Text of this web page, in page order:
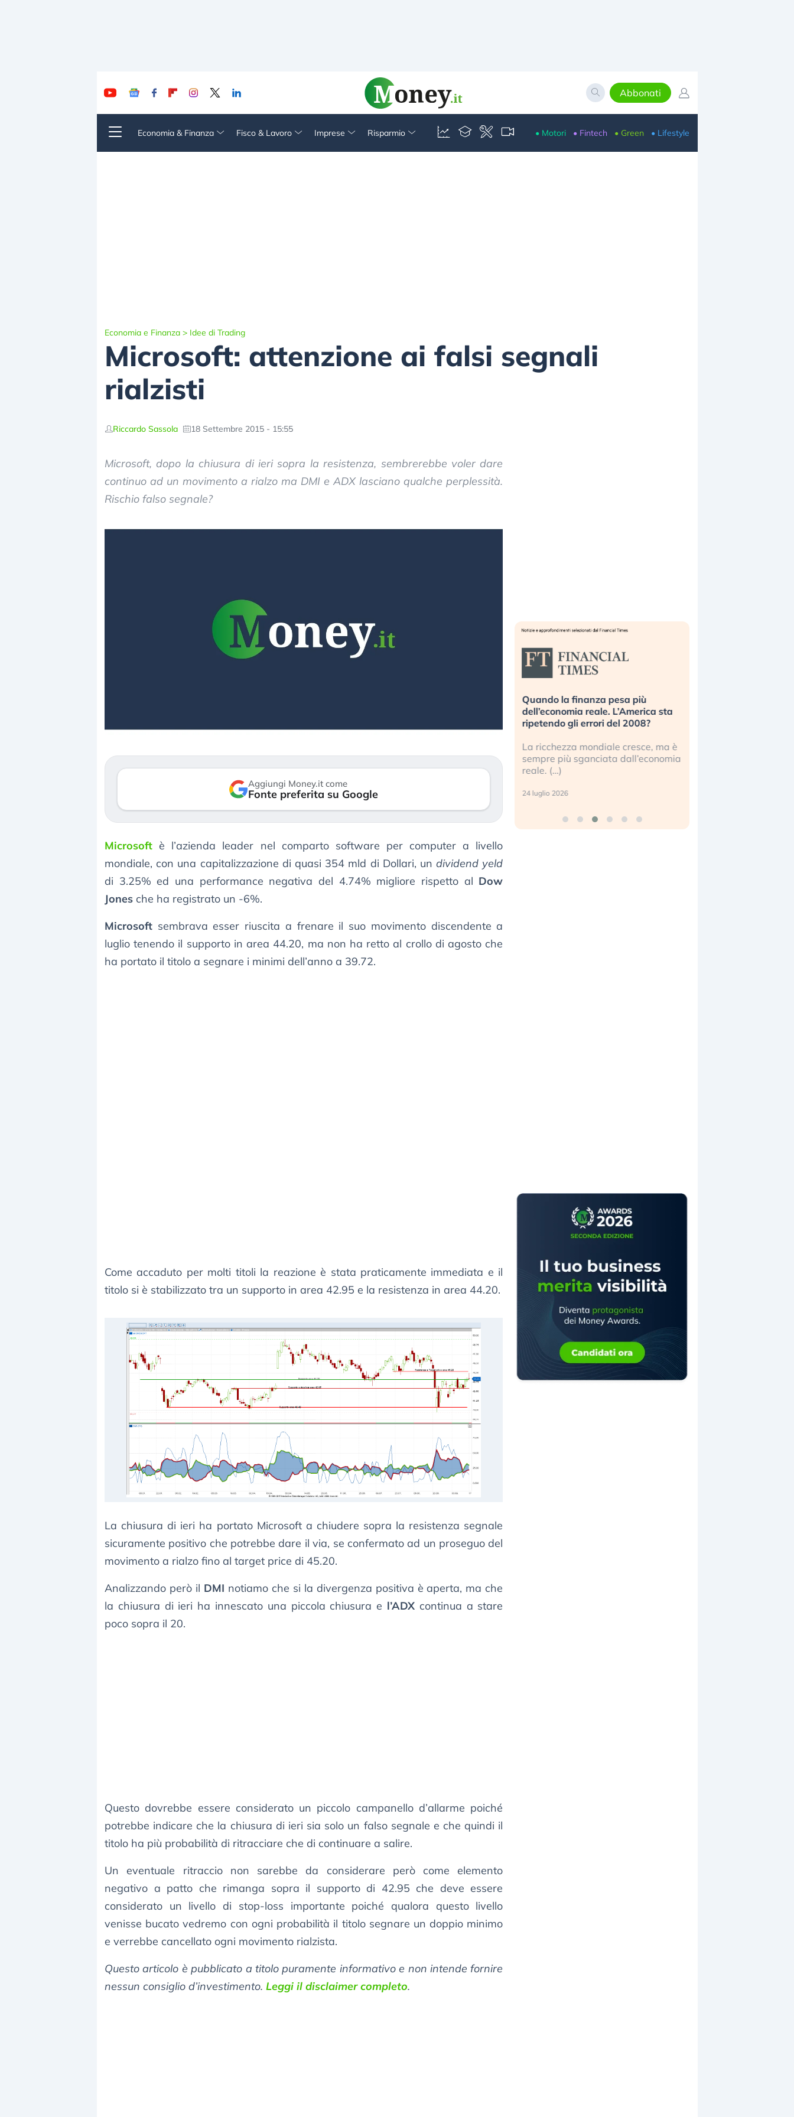
Abbonati
Economia & Finanza Fisco & Lavoro Imprese Risparmio • Motori • Fintech • Green • Lifestyle
Economia e Finanza > Idee di Trading
Microsoft: attenzione ai falsi segnali
rialzisti
Riccardo Sassola 18 Settembre 2015 - 15:55
Microsoft, dopo la chiusura di ieri sopra la resistenza, sembrerebbe voler dare
continuo ad un movimento a rialzo ma DMI e ADX lasciano qualche perplessità.
Rischio falso segnale?
Aggiungi Money.it come
Fonte preferita su Google
Microsoft è l’azienda leader nel comparto software per computer a livello
mondiale, con una capitalizzazione di quasi 354 mld di Dollari, undividend yeld
di 3.25% ed una performance negativa del 4.74% migliore rispetto al Dow
Jones che ha registrato un -6%.
Microsoft sembrava esser riuscita a frenare il suo movimento discendente a
luglio tenendo il supporto in area 44.20, ma non ha retto al crollo di agosto che
ha portato il titolo a segnare i minimi dell’anno a 39.72.
Come accaduto per molti titoli la reazione è stata praticamente immediata e il
titolo si è stabilizzato tra un supporto in area 42.95 e la resistenza in area 44.20.
La chiusura di ieri ha portato Microsoft a chiudere sopra la resistenza segnale
sicuramente positivo che potrebbe dare il via, se confermato ad un proseguo del
movimento a rialzo fino al target price di 45.20.
Analizzando però il DMI notiamo che si la divergenza positiva è aperta, ma che
la chiusura di ieri ha innescato una piccola chiusura e l’ADX continua a stare
poco sopra il 20.
Questo dovrebbe essere considerato un piccolo campanello d’allarme poiché
potrebbe indicare che la chiusura di ieri sia solo un falso segnale e che quindi il
titolo ha più probabilità di ritracciare che di continuare a salire.
Un eventuale ritraccio non sarebbe da considerare però come elemento
negativo a patto che rimanga sopra il supporto di 42.95 che deve essere
considerato un livello di stop-loss importante poiché qualora questo livello
venisse bucato vedremo con ogni probabilità il titolo segnare un doppio minimo
e verrebbe cancellato ogni movimento rialzista.
Questo articolo è pubblicato a titolo puramente informativo e non intende fornire
nessun consiglio d’investimento. Leggi il disclaimer completo.
mostrando segni di stanchezza
verso le (…)
Kospi, mentre gli investitori retail (…)
30 luglio 2026
Quando la finanza pesa più
dell’economia reale. L’America sta
ripetendo gli errori del 2008?
La ricchezza mondiale cresce, ma è
sempre più sganciata dall’economia
reale. (…)
24 luglio 2026